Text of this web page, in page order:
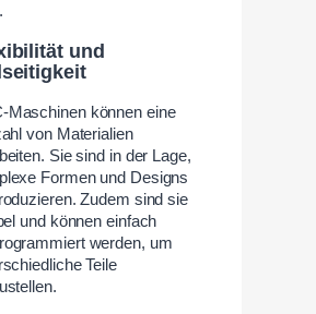
und
Maschinen können eine
von Materialien
Sie sind in der Lage,
Formen und Designs
Zudem sind sie
und können einfach
werden, um
Teile